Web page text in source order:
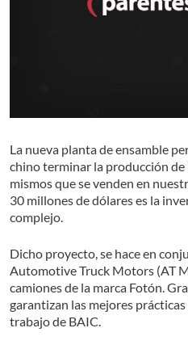
La nueva planta de ensamble
chino terminar la producción de
mismos que se venden en
30 millones de dólares es la
complejo.
Dicho proyecto, se hace en
Automotive Truck Motors (AT
camiones de la marca Fotón.
garantizan las mejores
trabajo de BAIC.